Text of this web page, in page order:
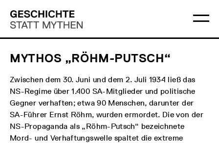
zum
Inhalt
Geschichte
Statt
Mythen
MYTHOS „RÖHM-PUTSCH“
Zwischen dem 30. Juni und dem 2. Juli 1934 ließ das
NS-Regime über 1.400 SA-Mitglieder und politische
Gegner verhaften; etwa 90 Menschen, darunter der
SA-Führer Ernst Röhm, wurden ermordet. Die von der
NS-Propaganda als „Röhm-Putsch“ bezeichnete
Mord- und Verhaftungswelle spaltet die extreme